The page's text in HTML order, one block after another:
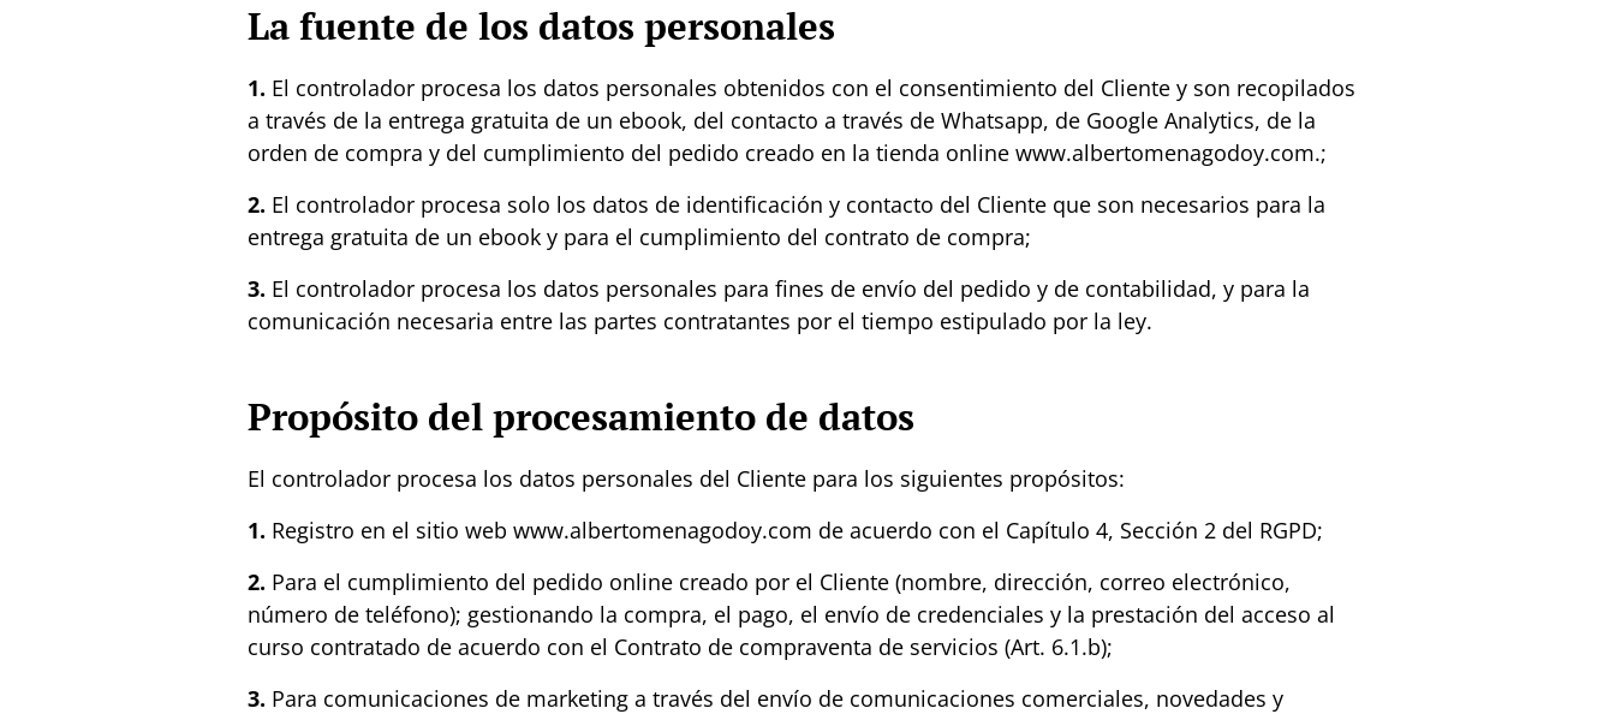
La fuente de los datos personales
1. El controlador procesa los datos personales obtenidos con el consentimiento del Cliente y son recopilados
a través de la entrega gratuita de un ebook, del contacto a través de Whatsapp, de Google Analytics, de la
orden de compra y del cumplimiento del pedido creado en la tienda online www.albertomenagodoy.com.;
2. El controlador procesa solo los datos de identificación y contacto del Cliente que son necesarios para la
entrega gratuita de un ebook y para el cumplimiento del contrato de compra;
3. El controlador procesa los datos personales para fines de envío del pedido y de contabilidad, y para la
comunicación necesaria entre las partes contratantes por el tiempo estipulado por la ley.
Propósito del procesamiento de datos
El controlador procesa los datos personales del Cliente para los siguientes propósitos:
1. Registro en el sitio web www.albertomenagodoy.com de acuerdo con el Capítulo 4, Sección 2 del RGPD;
2. Para el cumplimiento del pedido online creado por el Cliente (nombre, dirección, correo electrónico,
número de teléfono); gestionando la compra, el pago, el envío de credenciales y la prestación del acceso al
curso contratado de acuerdo con el Contrato de compraventa de servicios (Art. 6.1.b);
3. Para comunicaciones de marketing a través del envío de comunicaciones comerciales, novedades y